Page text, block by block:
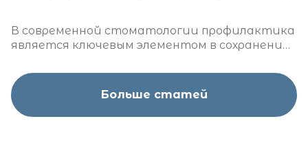
В современной стоматологии профилактика
является ключевым элементом в сохранении
эффективных методов профилактики
кариеса является фторирование
Больше статей